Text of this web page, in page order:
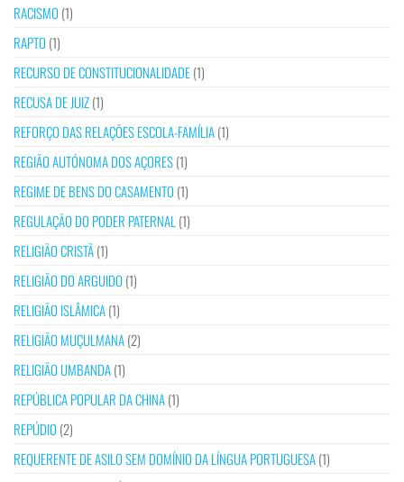
RACISMO (1)
RAPTO (1)
RECURSO DE CONSTITUCIONALIDADE(1)
RECUSA DE JUIZ(1)
REFORÇO DAS RELAÇÕES ESCOLA-FAMÍLIA(1)
REGIÃO AUTÓNOMA DOS AÇORES(1)
REGIME DE BENS DO CASAMENTO (1)
REGULAÇÃO DO PODER PATERNAL (1)
RELIGIÃO CRISTÃ(1)
RELIGIÃO DO ARGUIDO (1)
RELIGIÃO ISLÂMICA(1)
RELIGIÃO MUÇULMANA(2)
RELIGIÃO UMBANDA(1)
REPÚBLICA POPULAR DA CHINA(1)
REPÚDIO (2)
REQUERENTE DE ASILO SEM DOMÍNIO DA LÍNGUA PORTUGUESA(1)